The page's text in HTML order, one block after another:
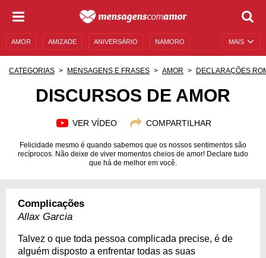
MAIS
AMOR AMIZADE ANIVERSÁRIO NAMORO
CATEGORIAS MENSAGENS E FRASES AMOR DECLARAÇÕES
DISCURSOS DE AMOR
VER VÍDEO COMPARTILHAR
Felicidade mesmo é quando sabemos que os nossos sentimentos são
recíprocos. Não deixe de viver momentos cheios de amor! Declare tudo
que há de melhor em você.
Complicações
Allax Garcia
Talvez o que toda pessoa complicada precise, é de
alguém disposto a enfrentar todas as suas